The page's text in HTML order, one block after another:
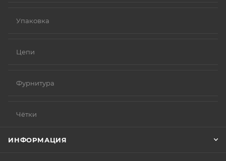
Упаковка
Цепи
Фурнитура
Чётки
ИНФОРМАЦИЯ